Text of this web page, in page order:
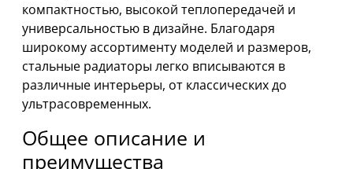
компактностью, высокой теплопередачей и
универсальностью в дизайне. Благодаря
широкому ассортименту моделей и размеров,
стальные радиаторы легко вписываются в
различные интерьеры, от классических до
ультрасовременных.
Общее описание и
преимущества